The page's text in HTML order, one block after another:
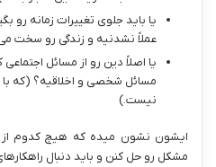
یا باید جلوی تغییرات زمانه رو
عملاً نشدنیه و زندگی رو سخت
یا اصلاً دین رو از مسائل
مسائل شخصی و اخلاقیه؟ (که با
نیست.)
ایشون نشون میده که هیچ کدوم از
مشکل رو حل کنن و باید دنبال